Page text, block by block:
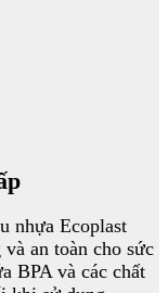
nhựa Ecoplast
an toàn cho sức
BPA và các chất